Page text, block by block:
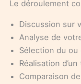
Le déroulement
Discussion sur
Analyse de
Sélection du
Réalisation d’un
Comparaison